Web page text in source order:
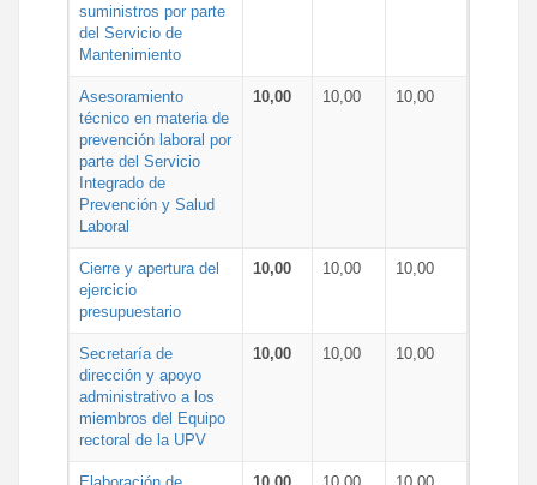
suministros por parte
del Servicio de
Mantenimiento
Asesoramiento
técnico en materia de
prevención laboral por
parte del Servicio
Integrado de
Prevención y Salud
Laboral
10,00 10,00 10,00
Cierre y apertura del
ejercicio
presupuestario
10,00 10,00 10,00
Secretaría de
dirección y apoyo
administrativo a los
miembros del Equipo
rectoral de la UPV
10,00 10,00 10,00
Elaboración de
10,00 10,00 10,00